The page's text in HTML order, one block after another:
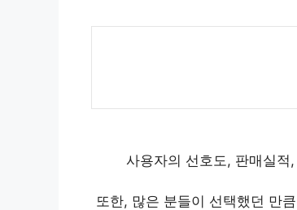
사용자의 선호도, 판매실적
또한, 많은 분들이 선택했던 만